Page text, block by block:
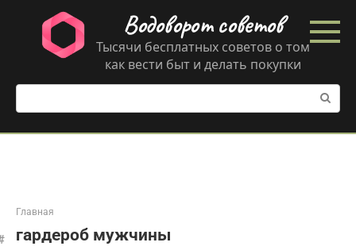
контенту
Водоворот советов
Тысячи бесплатных советов о том
как вести быт и делать покупки
Поиск:
Главная
гардероб мужчины